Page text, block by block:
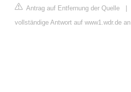
Antrag auf Entfernung der Quelle |
vollständige Antwort auf www1.wdr.de an